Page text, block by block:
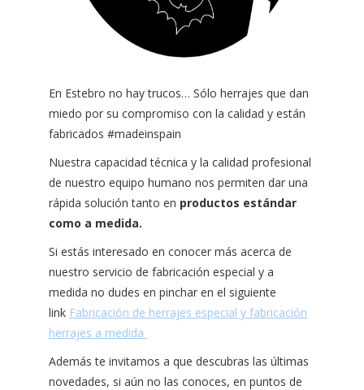
En Estebro no hay trucos… Sólo herrajes que dan
miedo por su compromiso con la calidad y están
fabricados #madeinspain
Nuestra capacidad técnica y la calidad profesional
de nuestro equipo humano nos permiten dar una
rápida solución tanto en productos estándar
como a medida.
Si estás interesado en conocer más acerca de
nuestro servicio de fabricación especial y a
medida no dudes en pinchar en el siguiente
link Fabricación de herrajes especial y fabricación
herrajes a medida
Además te invitamos a que descubras las últimas
novedades, si aún no las conoces, en puntos de